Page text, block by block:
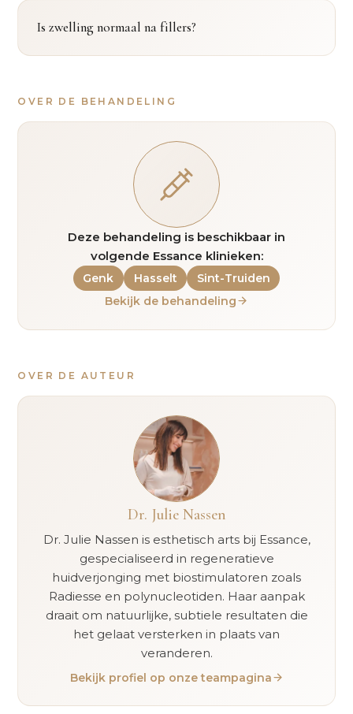
Is zwelling normaal na fillers?
OVER DE BEHANDELING
Deze behandeling is beschikbaar in
volgende Essance klinieken:
Genk Hasselt
Sint-Truiden
Bekijk de behandeling
OVER DE AUTEUR
Dr. Julie Nassen
Dr. Julie Nassen is esthetisch arts bij Essance,
gespecialiseerd in regeneratieve
huidverjonging met biostimulatoren zoals
Radiesse en polynucleotiden. Haar aanpak
draait om natuurlijke, subtiele resultaten die
het gelaat versterken in plaats van
veranderen.
Bekijk profiel op onze teampagina